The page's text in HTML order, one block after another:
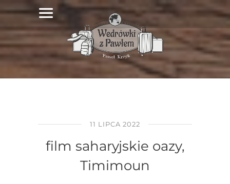
11 LIPCA 2022
film saharyjskie oazy,
Timimoun